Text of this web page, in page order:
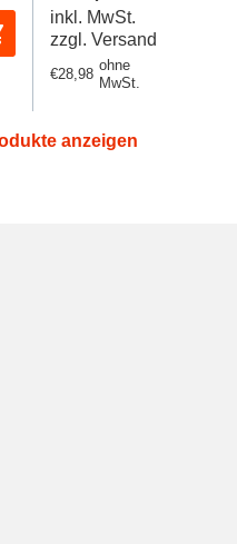
Preis
inkl. MwSt.
zzgl. Versand
Regulärer
€28,98
ohne
MwSt.
anzeigen